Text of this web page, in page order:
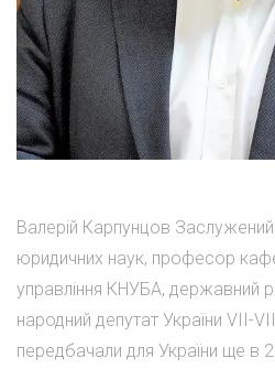
Валерій Карпунцов
юридичних наук, професор
управління КНУБА, державний
народний депутат України VII-
передбачали для України ще в